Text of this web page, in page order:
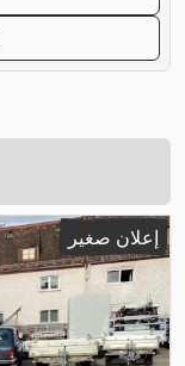
إعلان صغير